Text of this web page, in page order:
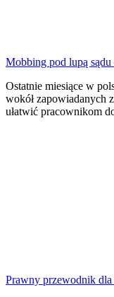
Mobbing pod lupą
Ostatnie miesiące w
wokół zapowiadanych
ułatwić pracownikom
Prawny przewodnik